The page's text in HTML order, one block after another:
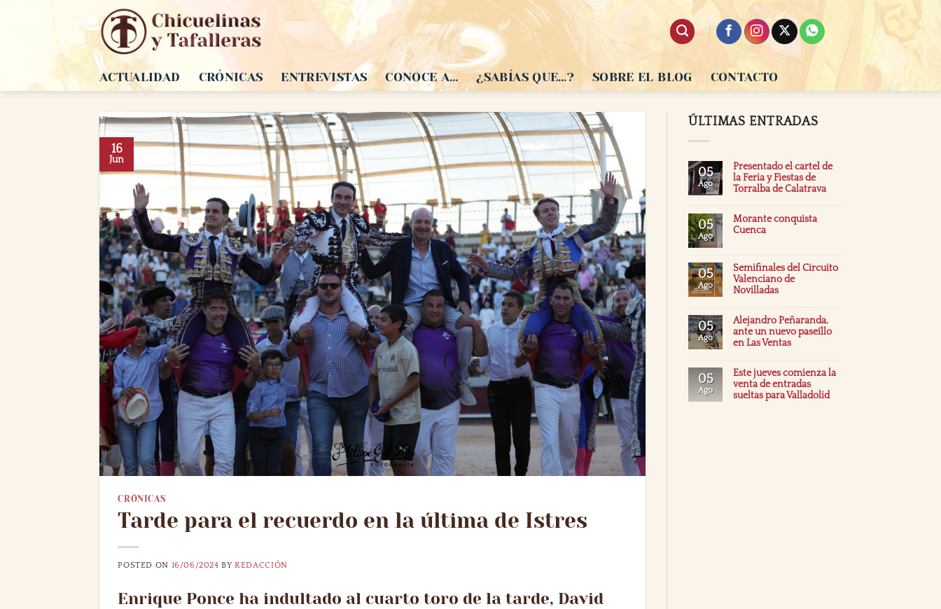
ACTUALIDAD
CRÓNICAS ENTREVISTAS CONOCE A… ¿SABÍAS QUE…? SOBRE EL BLOG CONTACTO
16
Jun
CRÓNICAS
Tarde para el recuerdo en la última de Istres
POSTED ON 16/06/2024 BYREDACCIÓN
Enrique Ponce ha indultado al cuarto toro de la tarde, David
ÚLTIMAS ENTRADAS
05
Ago
Presentado el cartel de
la Feria y Fiestas de
Torralba de Calatrava
05
Ago
Morante conquista
Cuenca
05
Ago
Semifinales del Circuito
Valenciano de
Novilladas
05
Ago
Alejandro Peñaranda,
ante un nuevo paseíllo
en Las Ventas
05
Ago
Este jueves comienza la
venta de entradas
sueltas para Valladolid